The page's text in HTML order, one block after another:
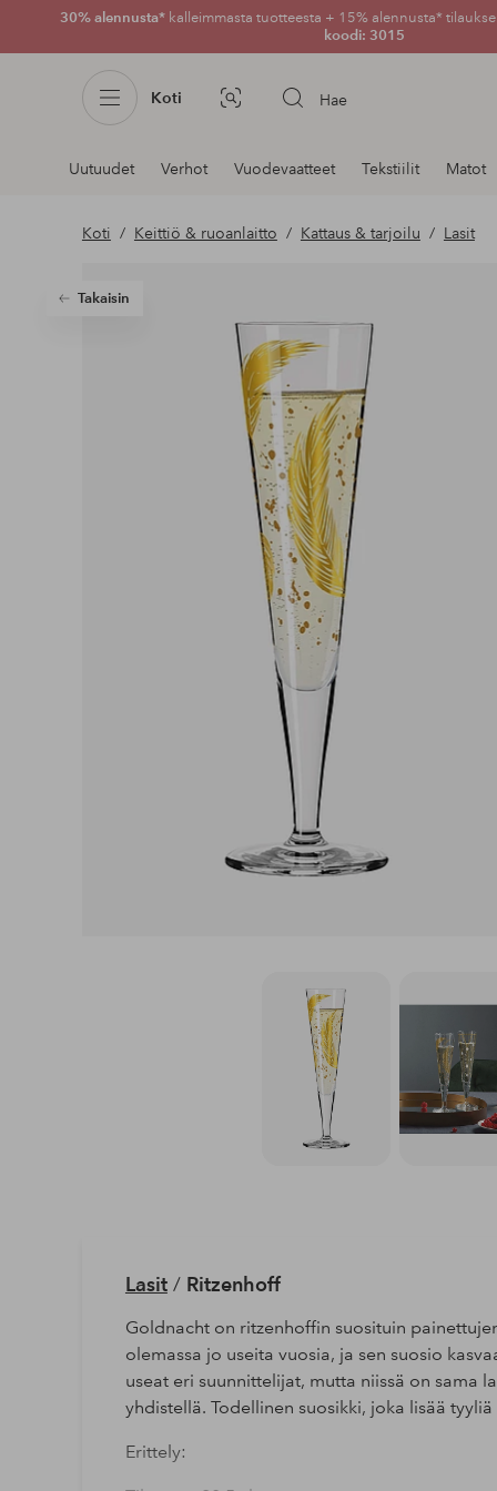
30% alennusta* kalleimmasta tuotteesta + 15% alennusta*
koodi: 3015
Koti Kuvahaku Hae
Navigointi
osastoilla
Uutuudet Verhot Vuodevaatteet Tekstiilit Matot
Koti Keittiö & ruoanlaitto Kattaus & tarjoilu Lasit
Takaisin
Lasit/ Ritzenhoff
Goldnacht on ritzenhoffin suosituin
olemassa jo useita vuosia, ja sen suosio
useat eri suunnittelijat, mutta niissä on sama
yhdistellä. Todellinen suosikki, joka lisää
Erittely: